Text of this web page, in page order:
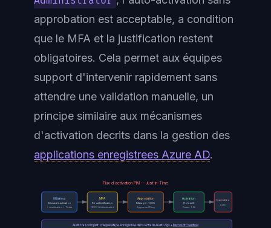
approbation est acceptable, a condition
que le MFA et la justification restent
obligatoires. Cela permet aux équipes
support d'intervenir rapidement sans
attendre une validation manuelle, un
principe similaire aux mécanismes
d'activation decrits dans la gestion des
applications enregistrees Azure AD.
Flux d'activation PIM -- Just-in-Time
Utilisateur
Demande activation
+ Justification + Ticket
MFA
Re-authentification
FIDO2 / Authenticator
Approbation
Manager / SOC
Approve / Deny
Activation
Role actif
Duree : 1-8h
Expiration
Auto
Audit Trail complet : chaque étape enregistree dans Entra ID Audit Logs +Microsoft Sentinel